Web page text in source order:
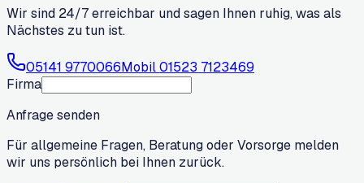
Wir sind 24/7 erreichbar und sagen Ihnen ruhig, was als
Nächstes zu tun ist.
05141 9770066Mobil01523 7123469
Firma
Anfrage senden
Für allgemeine Fragen, Beratung oder Vorsorge melden
wir uns persönlich bei Ihnen zurück.